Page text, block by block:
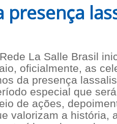
presença
La Salle Brasil
oficialmente, as
da presença
especial que
de ações,
valorizam a história,